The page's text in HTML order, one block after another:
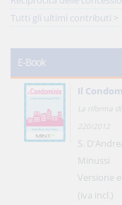
Tutti gli ultimi contributi >
E-Book
Il
La riforma
220/2012
S.
Minussi
Versione
(iva incl.)